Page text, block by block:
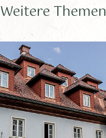
Weitere Themen